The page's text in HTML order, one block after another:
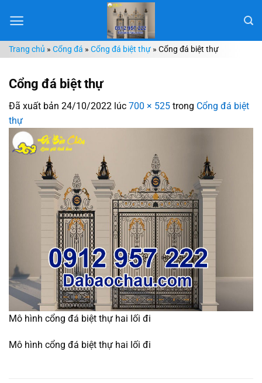
đến
dungTrang chủ » Cổng đá » Cổng đá biệt thự » Cổng đá biệt thự
Cổng đá biệt thự
Đã xuất bản 24/10/2022 lúc 700 × 525 trong Cổng đá biệt
thự
Mô hình cổng đá biệt thự hai lối đi
Mô hình cổng đá biệt thự hai lối đi